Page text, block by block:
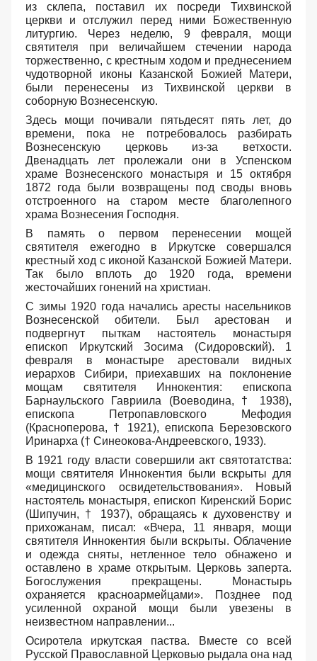
из склепа, поставил их посреди Тихвинской
церкви и отслужил перед ними Божественную
литургию. Через неделю, 9 февраля, мощи
святителя при величайшем стечении народа
торжественно, с крестным ходом и преднесением
чудотворной иконы Казанской Божией Матери,
были перенесены из Тихвинской церкви в
соборную Вознесенскую.
Здесь мощи почивали пятьдесят пять лет, до
времени, пока не потребовалось разбирать
Вознесенскую церковь из-за ветхости.
Двенадцать лет пролежали они в Успенском
храме Вознесенского монастыря и 15 октября
1872 года были возвращены под своды вновь
отстроенного на старом месте благолепного
храма Вознесения Господня.
В память о первом перенесении мощей
святителя ежегодно в Иркутске совершался
крестный ход с иконой Казанской Божией Матери.
Так было вплоть до 1920 года, времени
жесточайших гонений на христиан.
С зимы 1920 года начались аресты насельников
Вознесенской обители. Был арестован и
подвергнут пыткам настоятель монастыря
епископ Иркутский Зосима (Сидоровский). 1
февраля в монастыре арестовали видных
иерархов Сибири, приехавших на поклонение
мощам святителя Иннокентия: епископа
Барнаульского Гавриила (Воеводина, † 1938),
епископа Петропавловского Мефодия
(Красноперова, † 1921), епископа Березовского
Иринарха († Синеокова-Андреевского, 1933).
В 1921 году власти совершили акт святотатства:
мощи святителя Иннокентия были вскрыты для
«медицинского освидетельствования». Новый
настоятель монастыря, епископ Киренский Борис
(Шипучин, † 1937), обращаясь к духовенству и
прихожанам, писал: «Вчера, 11 января, мощи
святителя Иннокентия были вскрыты. Облачение
и одежда сняты, нетленное тело обнажено и
оставлено в храме открытым. Церковь заперта.
Богослужения прекращены. Монастырь
охраняется красноармейцами». Позднее под
усиленной охраной мощи были увезены в
неизвестном направлении...
Осиротела иркутская паства. Вместе со всей
Русской Православной Церковью рыдала она над